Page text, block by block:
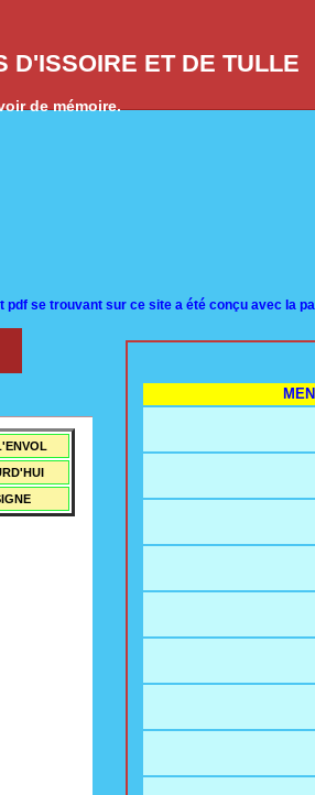
D'ISSOIRE ET DE TULLE
de mémoire.
sur ce site a été conçu avec la
D'HUI